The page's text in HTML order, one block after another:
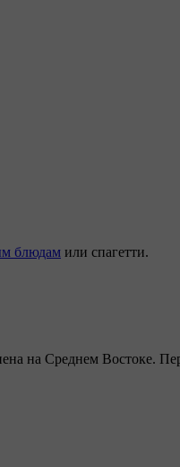
блюдам или спагетти.
на Среднем